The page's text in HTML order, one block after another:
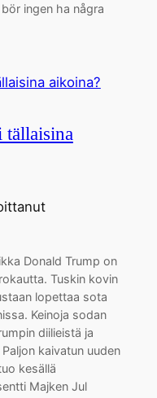
ingen ha några
Donald Trump on
Tuskin kovin
lopettaa sota
Keinoja sodan
diilieistä ja
kaivatun uuden
kesällä
Majken Jul